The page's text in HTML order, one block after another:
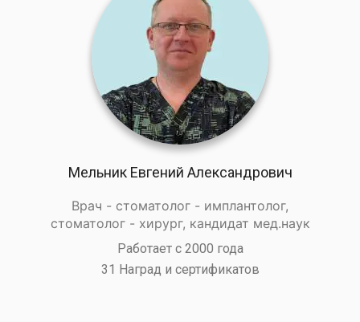
Мельник Евгений Александрович
Врач - стоматолог - имплантолог,
стоматолог - хирург, кандидат мед.наук
Работает с 2000 года
31 Наград и сертификатов